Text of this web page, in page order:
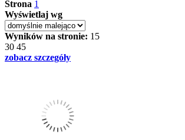
Strona 1
Wyświetlaj wg
Wyników na stronie: 15
30 45
zobacz szczegóły